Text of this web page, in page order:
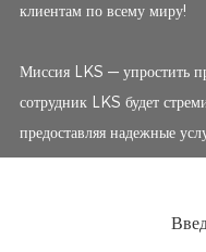
клиентам по всему миру!
Миссия LKS — упростить
сотрудник LKS будет
предоставляя надежные